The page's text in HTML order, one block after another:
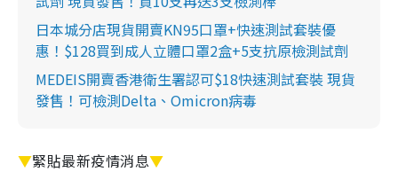
日本城分店現貨開賣KN95口罩+快速測試套裝優
惠！$128買到成人立體口罩2盒+5支抗原檢測試劑
MEDEIS開賣香港衛生署認可$18快速測試套裝 現貨
發售！可檢測Delta、Omicron病毒
▼緊貼最新疫情消息▼